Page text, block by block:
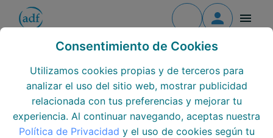
Todos los cursos
Todos los Módulos
Formación continua
POSICIONAMIENTO WEB Y
MARKETING DIGITAL EN
BUSCADORES
2503364.26.P
Consentimiento de Cookies
Utilizamos cookies propias y de terceros para
analizar el uso del sitio web, mostrar publicidad
relacionada con tus preferencias y mejorar tu
experiencia. Al continuar navegando, aceptas nuestra
Política de Privacidad y el uso de cookies según tu